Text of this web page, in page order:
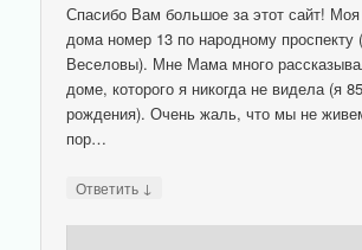
Спасибо Вам большое за этот сайт!
дома номер 13 по народному проспекту
Веселовы). Мне Мама много
доме, которого я никогда не видела (я
рождения). Очень жаль, что мы не
пор…
Ответить ↓